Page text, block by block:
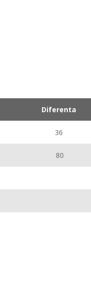
Diferenta
36
80